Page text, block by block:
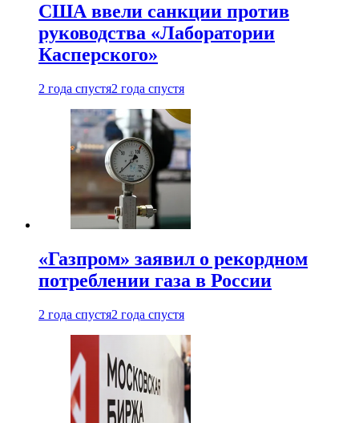
США ввели санкции против
руководства «Лаборатории
Касперского»
2 года спустя2 года спустя
«Газпром» заявил о рекордном
потреблении газа в России
2 года спустя2 года спустя